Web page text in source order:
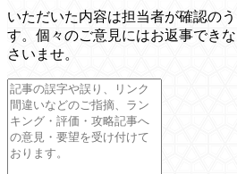
いただいた内容は担当者が確認の
す。個々のご意見にはお返事でき
さいませ。